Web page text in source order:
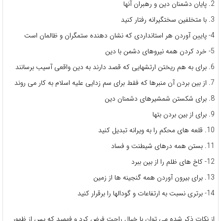
2. پایان دشمنان دین و رهبران آنها
3. با متخلفین سختگیرانه رفتار کنید
4- پایین آوردن هر استانداردی که نشان دهنده ستمگران و ظالمان است
5- خرد کردن همه نیروهای دشمن با دین
6. برای به هم ریختن ارتشهایی که قصد دارند به دین واقعی آسیب برسانند
7. از بین بردن آن منبرها که فقط برای سم زدایی علیه اسلام به کار می روند
8. برای شکستن شمشیرهای دشمنان دین
9. برای از بین بردن بتها
10. قلعه های محکم را به ویرانه تبدیل کنید
11. بستن همه درهای شیطنت و فساد
12- کاخ های ظلم را از بین ببرد
13. برای بیرون آوردن همه گنجینه ها از زمین
14- برتری نسبت به ارتفاعات و گودالها را برقرار کنید